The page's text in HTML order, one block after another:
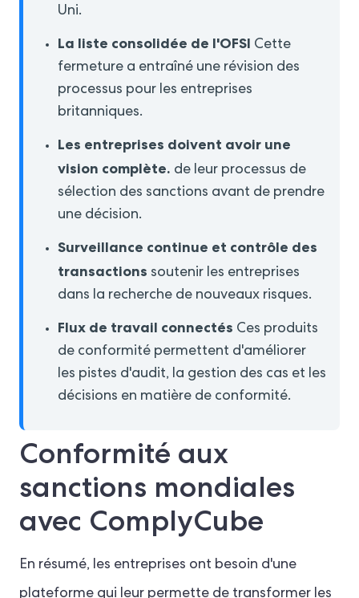
Uni.
La liste consolidée de l'OFSI Cette
fermeture a entraîné une révision des
processus pour les entreprises
britanniques.
Les entreprises doivent avoir une
vision complète. de leur processus de
sélection des sanctions avant de prendre
une décision.
Surveillance continue et contrôle des
transactions soutenir les entreprises
dans la recherche de nouveaux risques.
Flux de travail connectés Ces produits
de conformité permettent d'améliorer
les pistes d'audit, la gestion des cas et les
décisions en matière de conformité.
Conformité aux
sanctions mondiales
avec ComplyCube
En résumé, les entreprises ont besoin d'une
plateforme qui leur permette de transformer les